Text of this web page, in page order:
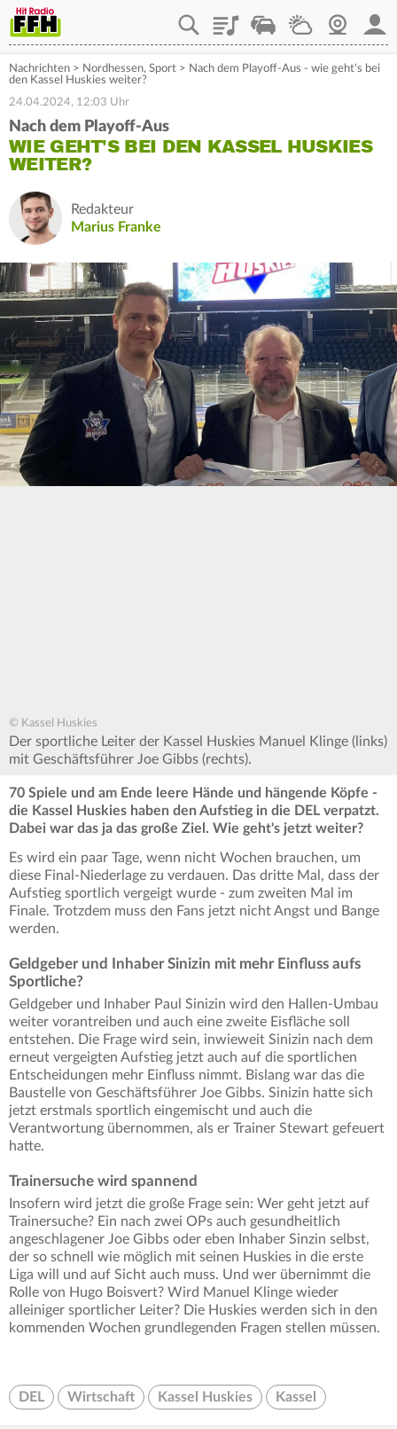
PlaylistStaupilotWetterWebcam
Nachrichten > Nordhessen, Sport > Nach dem Playoff-Aus - wie geht's bei
den Kassel Huskies weiter?
24.04.2024, 12:03 Uhr
Nach dem Playoff-Aus
WIE GEHT'S BEI DEN KASSEL HUSKIES
WEITER?
Redakteur
Marius Franke
© Kassel Huskies
Der sportliche Leiter der Kassel Huskies Manuel Klinge (links)
mit Geschäftsführer Joe Gibbs (rechts).
70 Spiele und am Ende leere Hände und hängende Köpfe -
die Kassel Huskies haben den Aufstieg in die DEL verpatzt.
Dabei war das ja das große Ziel. Wie geht's jetzt weiter?
Es wird ein paar Tage, wenn nicht Wochen brauchen, um
diese Final-Niederlage zu verdauen. Das dritte Mal, dass der
Aufstieg sportlich vergeigt wurde - zum zweiten Mal im
Finale. Trotzdem muss den Fans jetzt nicht Angst und Bange
werden.
Geldgeber und Inhaber Sinizin mit mehr Einfluss aufs
Sportliche?
Geldgeber und Inhaber Paul Sinizin wird den Hallen-Umbau
weiter vorantreiben und auch eine zweite Eisfläche soll
entstehen. Die Frage wird sein, inwieweit Sinizin nach dem
erneut vergeigten Aufstieg jetzt auch auf die sportlichen
Entscheidungen mehr Einfluss nimmt. Bislang war das die
Baustelle von Geschäftsführer Joe Gibbs. Sinizin hatte sich
jetzt erstmals sportlich eingemischt und auch die
Verantwortung übernommen, als er Trainer Stewart gefeuert
hatte.
Trainersuche wird spannend
Insofern wird jetzt die große Frage sein: Wer geht jetzt auf
Trainersuche? Ein nach zwei OPs auch gesundheitlich
angeschlagener Joe Gibbs oder eben Inhaber Sinzin selbst,
der so schnell wie möglich mit seinen Huskies in die erste
Liga will und auf Sicht auch muss. Und wer übernimmt die
Rolle von Hugo Boisvert? Wird Manuel Klinge wieder
alleiniger sportlicher Leiter? Die Huskies werden sich in den
kommenden Wochen grundlegenden Fragen stellen müssen.
DEL Wirtschaft Kassel Huskies Kassel